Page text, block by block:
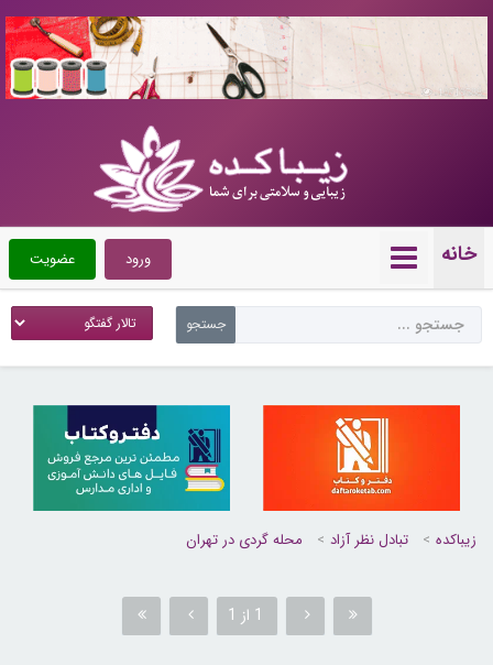
10719588
خانه عضویت ورود
زیباکده تبادل نظر آزاد محله گردی در تهران
1 از 1